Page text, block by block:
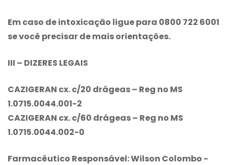
Em caso de intoxicação ligue para 0800 722 6001
se você precisar de mais orientações.
III – DIZERES LEGAIS
CAZIGERAN cx. c/20 drágeas – Reg no MS
1.0715.0044.001-2
CAZIGERAN cx. c/60 drágeas – Reg no MS
1.0715.0044.002-0
Farmacêutico Responsável: Wilson Colombo ­